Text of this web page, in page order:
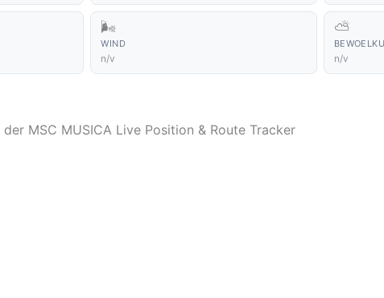
🌬️
WIND
n/v
⛅
n/v
MSC MUSICA Live Position & Route Tracker